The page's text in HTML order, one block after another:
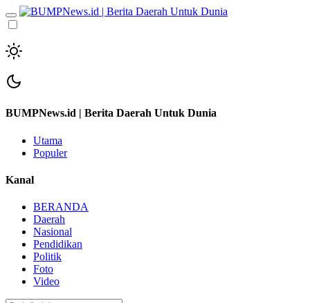
BUMPNews.id | Berita Daerah Untuk Dunia
Utama
Populer
Kanal
BERANDA
Daerah
Nasional
Pendidikan
Politik
Foto
Video